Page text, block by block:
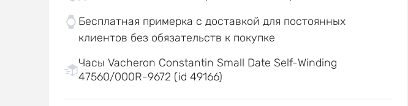
Бесплатная примерка с доставкой для постоянных
клиентов без обязательств к покупке
Часы Vacheron Constantin Small Date Self-Winding
47560/000R-9672 (id 49166)